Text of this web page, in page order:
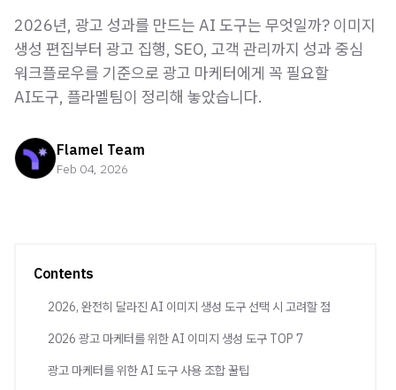
2026년, 광고 성과를 만드는 AI 도구는 무엇일까? 이미지
생성 편집부터 광고 집행, SEO, 고객 관리까지 성과 중심
워크플로우를 기준으로 광고 마케터에게 꼭 필요할
AI도구, 플라멜팀이 정리해 놓았습니다.
Flamel Team
Feb 04, 2026
Contents
2026, 완전히 달라진 AI 이미지 생성 도구 선택 시 고려할 점
2026 광고 마케터를 위한 AI 이미지 생성 도구 TOP 7
광고 마케터를 위한 AI 도구 사용 조합 꿀팁